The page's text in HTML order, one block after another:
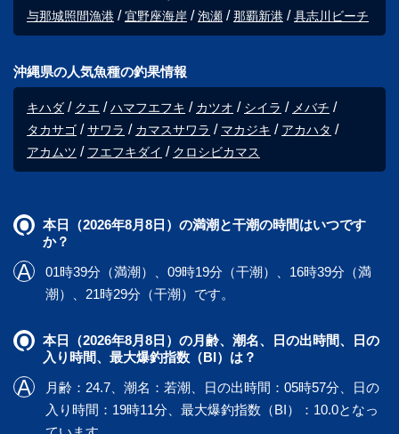
与那城照間漁港
宜野座海岸 泡瀬 那覇新港 具志川ビーチ
沖縄県の人気魚種の釣果情報
キハダ クエ ハマフエフキ カツオ シイラ
メバチ
タカサゴ
サワラ カマスサワラ マカジキ
アカハタ
アカムツ
フエフキダイ クロシビカマス
本日（2026年8月8日）の満潮と干潮の時間はいつです
か？
01時39分（満潮）、09時19分（干潮）、16時39分（満
潮）、21時29分（干潮）です。
本日（2026年8月8日）の月齢、潮名、日の出時間、日の
入り時間、最大爆釣指数（BI）は？
月齢：24.7、潮名：若潮、日の出時間：05時57分、日の
入り時間：19時11分、最大爆釣指数（BI）：10.0となっ